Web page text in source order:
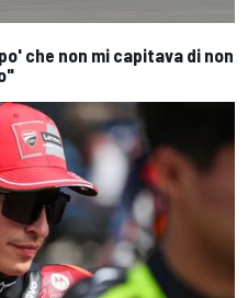
che non mi capitava di non